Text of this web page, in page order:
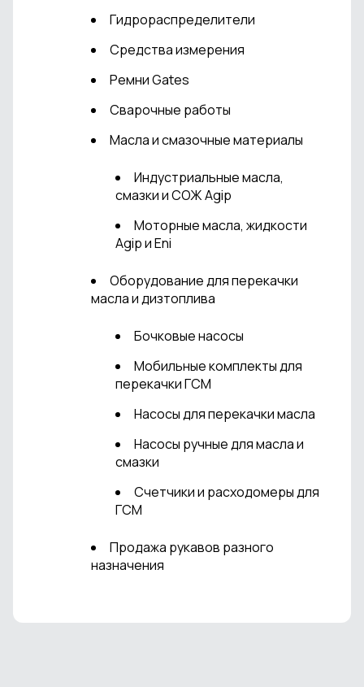
Гидрораспределители
Средства измерения
Ремни Gates
Сварочные работы
Масла и смазочные материалы
Индустриальные масла,
смазки и СОЖ Agip
Моторные масла, жидкости
Agip и Eni
Оборудование для перекачки
масла и дизтоплива
Бочковые насосы
Мобильные комплекты для
перекачки ГСМ
Насосы для перекачки масла
Насосы ручные для масла и
смазки
Счетчики и расходомеры для
ГСМ
Продажа рукавов разного
назначения